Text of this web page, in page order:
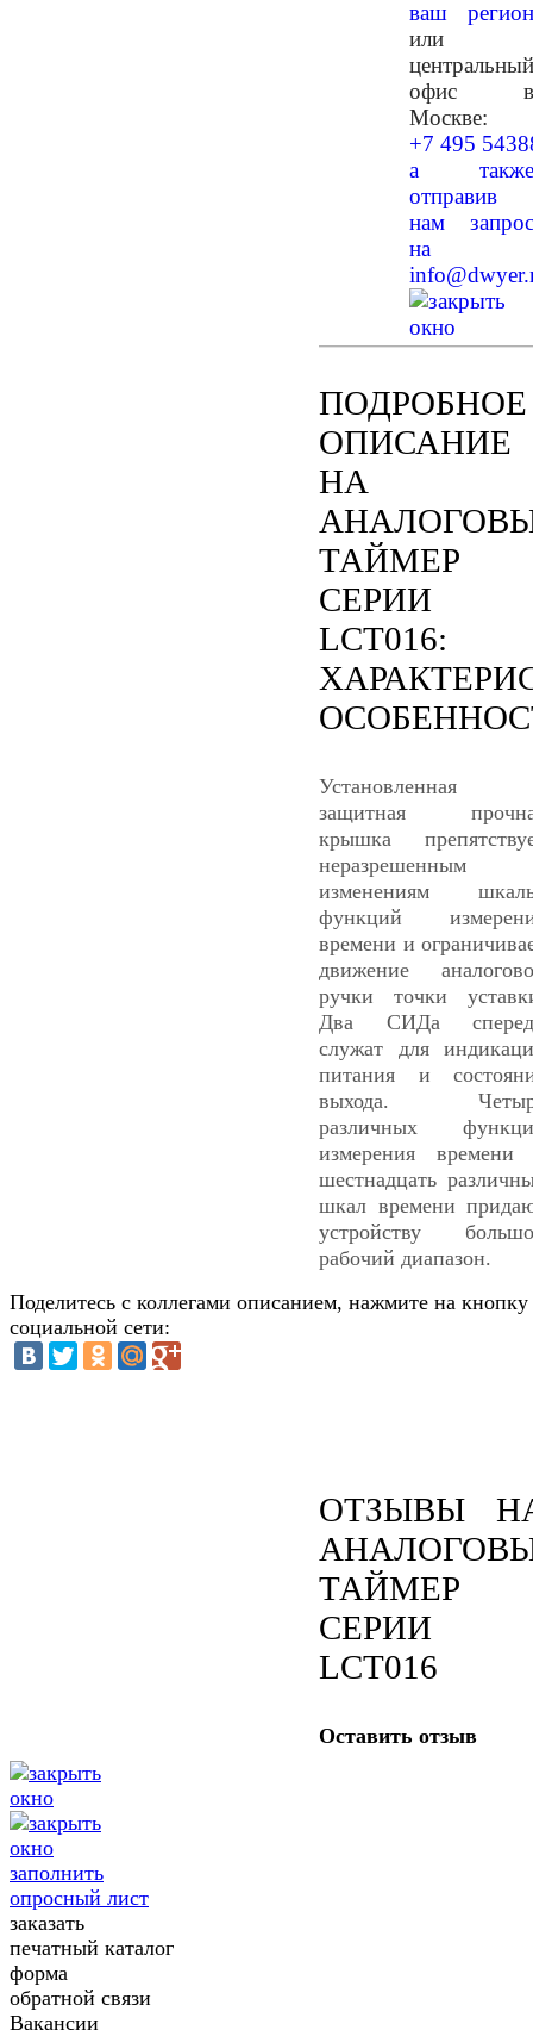
ваш регион
или
центральный
офис в
Москве:
+7 495
а также
отправив
нам запрос
на
ПОДРОБНОЕ
ОПИСАНИЕ
НА
ТАЙМЕР
СЕРИИ
LCT016:
Установленная
защитная
крышка
неразрешенным
изменениям
функций
времени и
движение
ручки точки
Два СИДа
служат для
питания и
выхода.
различных
измерения времени
шестнадцать
шкал времени
устройству
рабочий диапазон.
Поделитесь с коллегами описанием, нажмите на кнопку
социальной сети:
ОТЗЫВЫ
ТАЙМЕР
СЕРИИ
LCT016
Оставить отзыв
заполнить
опросный лист
заказать
печатный каталог
форма
обратной связи
Вакансии